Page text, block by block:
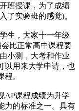
班授课，为了成绩
了实验班的感觉)。
生，大家十一年级
比正常高中课程要
小测，大考和作业
以用来大学申请，也
。
AP课程成绩为升学
力的标准之一。具有